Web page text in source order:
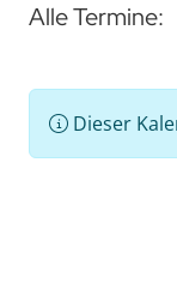
Alle Termine:
Dieser